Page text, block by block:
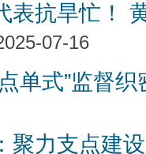
表抗旱忙！
07-16
单式”监督
聚力支点建